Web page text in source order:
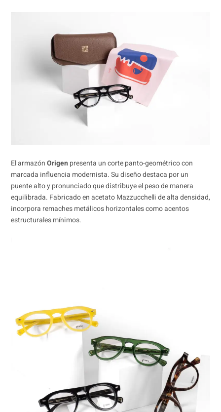
El armazónOrigen presenta un corte panto-geométrico con
marcada influencia modernista. Su diseño destaca por un
puente alto y pronunciado que distribuye el peso de manera
equilibrada. Fabricado en acetato Mazzucchelli de alta densidad,
incorpora remaches metálicos horizontales como acentos
estructurales mínimos.